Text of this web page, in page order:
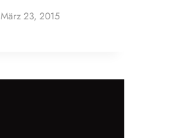
März 23, 2015